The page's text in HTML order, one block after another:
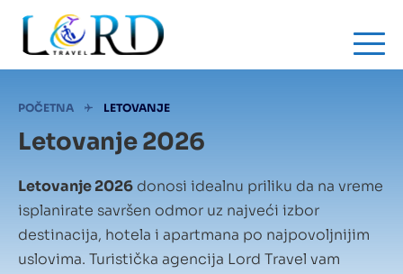
main
content
Mrvice
POČETNA LETOVANJE
Letovanje 2026
Letovanje 2026 donosi idealnu priliku da na vreme
isplanirate savršen odmor uz najveći izbor
destinacija, hotela i apartmana po najpovoljnijim
uslovima. Turistička agencija Lord Travel vam